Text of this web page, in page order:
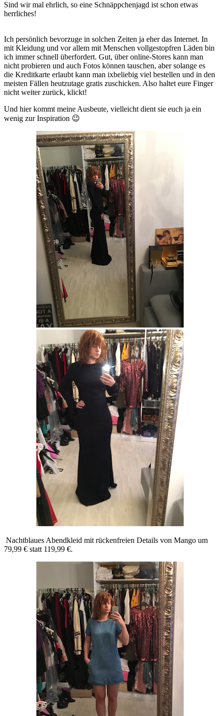
Sind wir mal ehrlich, so eine Schnäppchenjagd ist schon etwas
herrliches!
Ich persönlich bevorzuge in solchen Zeiten ja eher das Internet. In
mit Kleidung und vor allem mit Menschen vollgestopfren Läden bin
ich immer schnell überfordert. Gut, über online-Stores kann man
nicht probieren und auch Fotos können tauschen, aber solange es
die Kreditkarte erlaubt kann man ixbeliebig viel bestellen und in den
meisten Fällen heutzutage gratis zuschicken. Also haltet eure Finger
nicht weiter zurück, klickt!
Und hier kommt meine Ausbeute, vielleicht dient sie euch ja ein
wenig zur Inspiration 😉
Nachtblaues Abendkleid mit rückenfreien Details von Mango um
79,99 € statt 119,99 €.